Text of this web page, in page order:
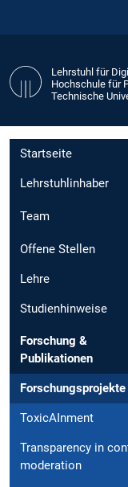
Lehrstuhl für
Hochschule für
Technische
Startseite
Lehrstuhlinhaber
Team
Offene Stellen
Lehre
Studienhinweise
Forschung &
Publikationen
Forschungsprojekte
ToxicAInment
Transparency in
moderation